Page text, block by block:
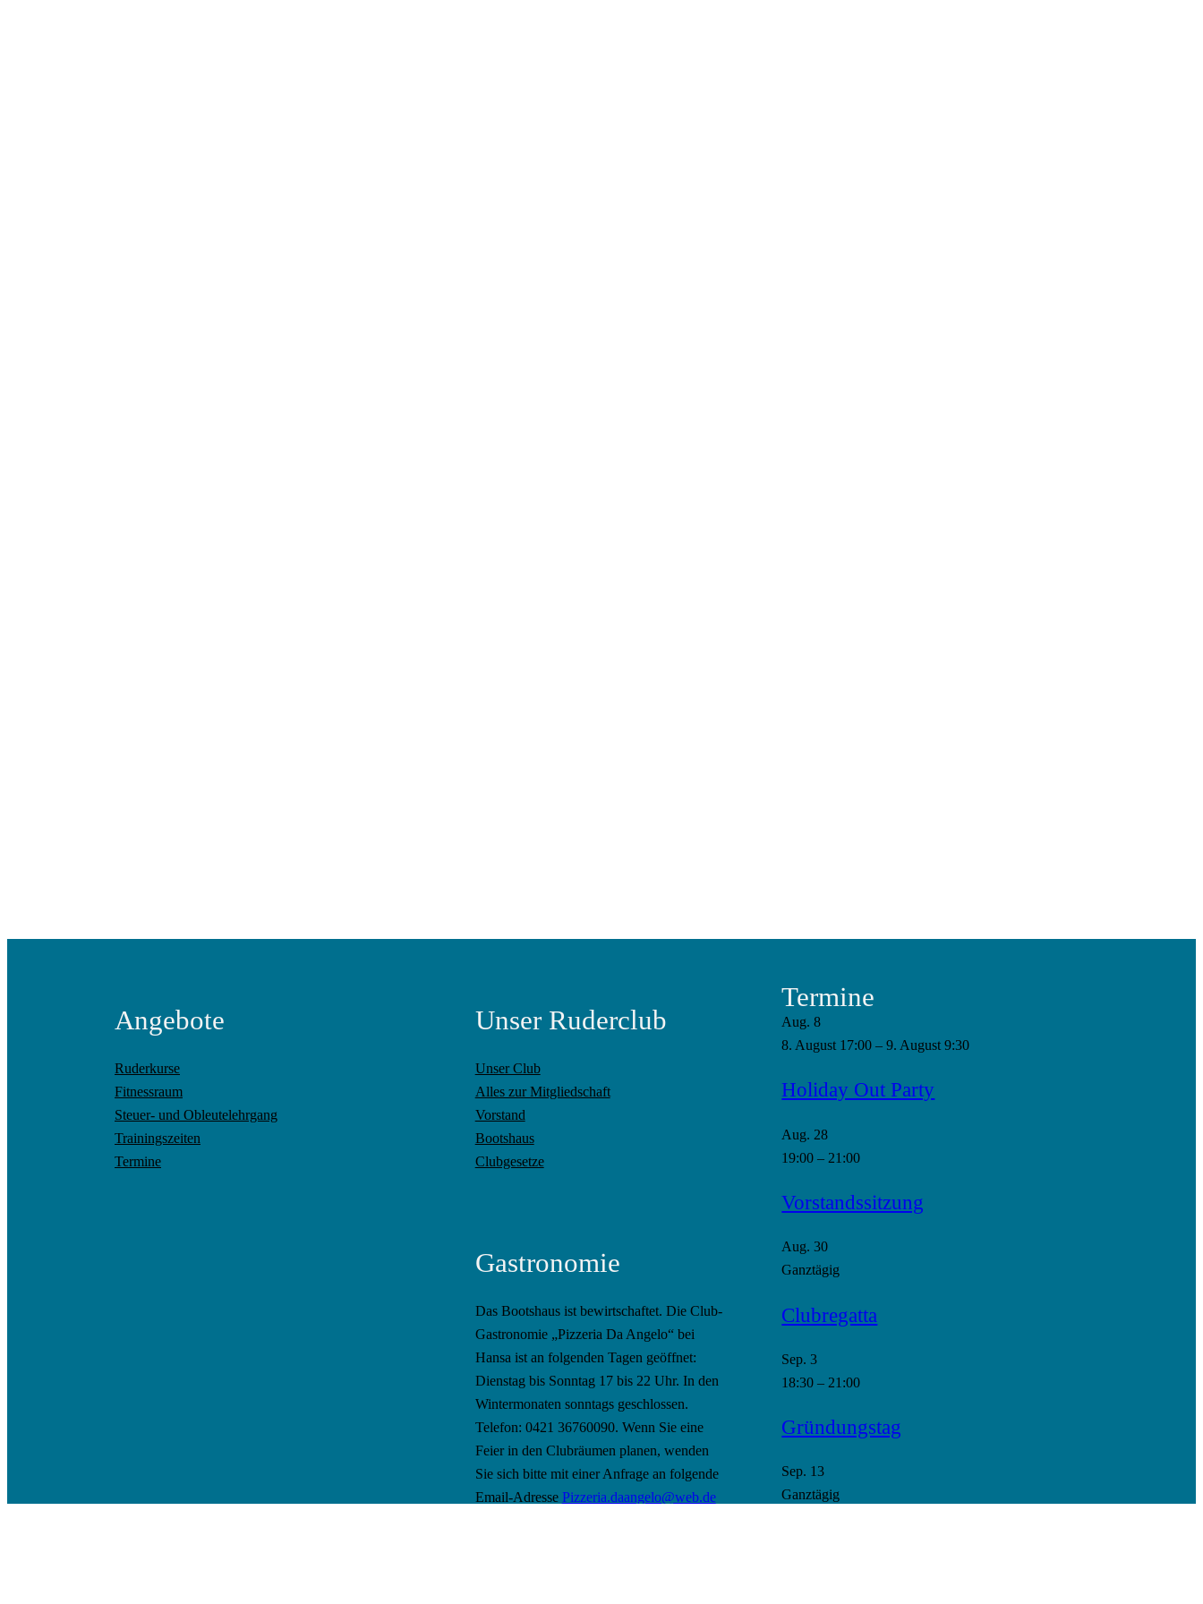
Angebote
Ruderkurse
Fitnessraum
Steuer- und Obleutelehrgang
Trainingszeiten
Termine
Unser Ruderclub
Unser Club
Alles zur Mitgliedschaft
Vorstand
Bootshaus
Clubgesetze
Gastronomie
Das Bootshaus ist bewirtschaftet. Die Club-
Gastronomie „Pizzeria Da Angelo“ bei
Hansa ist an folgenden Tagen geöffnet:
Dienstag bis Sonntag 17 bis 22 Uhr. In den
Wintermonaten sonntags geschlossen.
Telefon: 0421 36760090. Wenn Sie eine
Feier in den Clubräumen planen, wenden
Sie sich bitte mit einer Anfrage an folgende
Email-Adresse Pizzeria.daangelo@web.de
Termine
Aug.8
8. August 17:00 –9. August 9:30
Holiday Out Party
Aug. 28
19:00 – 21:00
Vorstandssitzung
Aug.30
Ganztägig
Clubregatta
Sep.3
18:30 – 21:00
Gründungstag
Sep. 13
Ganztägig